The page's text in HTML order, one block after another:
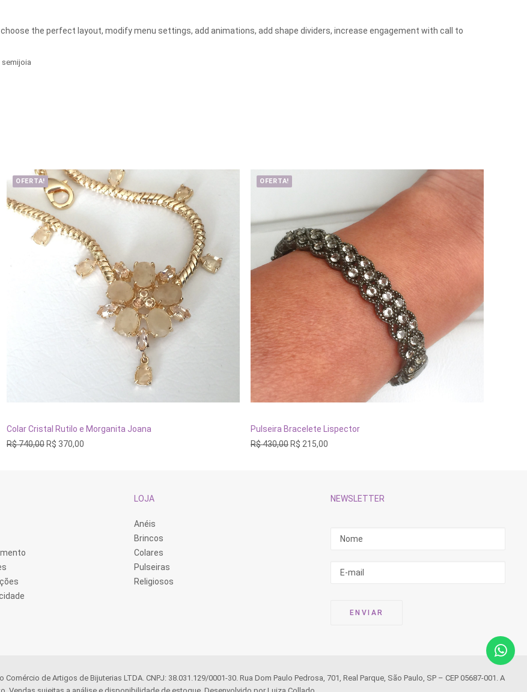
the perfect layout, modify menu settings, add animations, add shape dividers, increase engagement with call to
semijoia
OFERTA!
ADICIONAR AO CARRINHO
Colar Cristal Rutilo e Morganita Joana
R$740,00OR$ 370,00
OFERTA!
ADICIONAR AO CARRINHO
Pulseira Bracelete Lispector
R$430,00OR$ 215,00
LOJA
Anéis
Brincos
Colares
Pulseiras
Religiosos
NEWSLETTER
de Artigos de Bijuterias LTDA. CNPJ: 38.031.129/0001-30. Rua Dom Paulo Pedrosa, 701, Real Parque, São Paulo, SP – CEP 05687-001. A